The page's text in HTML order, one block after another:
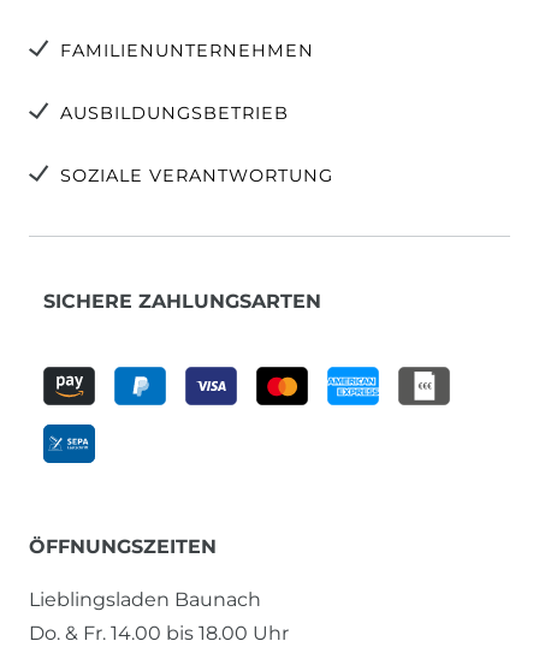
FAMILIENUNTERNEHMEN
AUSBILDUNGSBETRIEB
SOZIALE VERANTWORTUNG
SICHERE ZAHLUNGSARTEN
ÖFFNUNGSZEITEN
Lieblingsladen Baunach
Do. & Fr. 14.00 bis 18.00 Uhr